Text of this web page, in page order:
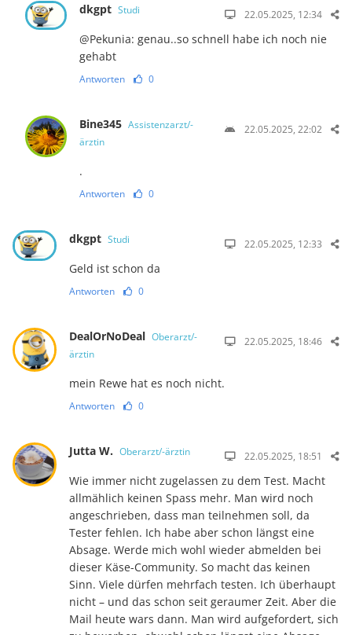
dkgpt Studi 22.05.2025, 12:34
@Pekunia: genau..so schnell habe ich noch nie
gehabt
Antworten 0
Bine345 Assistenzarzt/-
ärztin
22.05.2025, 22:02
.
Antworten 0
dkgpt Studi 22.05.2025, 12:33
Geld ist schon da
Antworten 0
DealOrNoDeal Oberarzt/-
ärztin
22.05.2025, 18:46
mein Rewe hat es noch nicht.
Antworten 0
Jutta W. Oberarzt/-ärztin 22.05.2025, 18:51
Wie immer nicht zugelassen zu dem Test. Macht
allmählich keinen Spass mehr. Man wird noch
angeschrieben, dass man teilnehmen soll, da
Tester fehlen. Ich habe aber schon längst eine
Absage. Werde mich wohl wieder abmelden bei
dieser Käse-Community. So macht das keinen
Sinn. Viele dürfen mehrfach testen. Ich überhaupt
nicht – und das schon seit geraumer Zeit. Aber die
Mail heute wars dann. Man wird aufgefordert, sich